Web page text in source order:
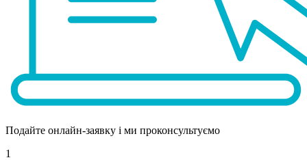
Подайте онлайн-заявку і ми проконсультуємо
1